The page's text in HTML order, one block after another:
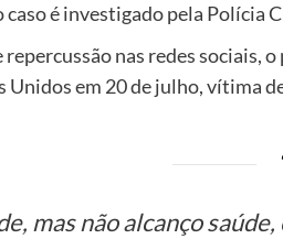
caso é investigado pela Polícia
nas redes sociais,
Unidos em 20 de julho, vítima
mas não alcanço